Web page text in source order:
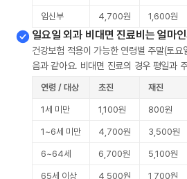
임신부 4,700원 1,600원
일요일 외과 비대면 진료비는 얼마
건강보험 적용이 가능한 연령별 주말(토
음과 같아요. 비대면 진료의 경우 평일과
연령 / 대상 초진 재진
1세 미만 1,100원 800원
1~6세 미만 4,700원 3,500원
6~64세 6,700원 5,100원
65세 이상 4,500원 1,700원